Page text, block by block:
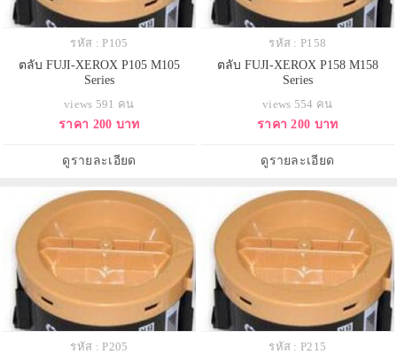
รหัส : P105
ตลับ FUJI-XEROX P105 M105
Series
views 591 คน
ราคา 200 บาท
ดูรายละเอียด
รหัส : P158
ตลับ FUJI-XEROX P158 M158
Series
views 554 คน
ราคา 200 บาท
ดูรายละเอียด
รหัส : P205
รหัส : P215